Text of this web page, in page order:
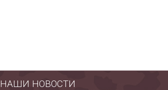
НАШИ НОВОСТИ